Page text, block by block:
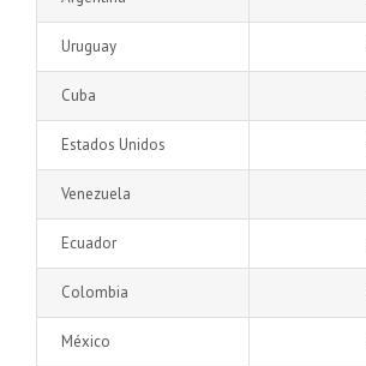
Uruguay
Cuba
Estados Unidos
Venezuela
Ecuador
Colombia
México